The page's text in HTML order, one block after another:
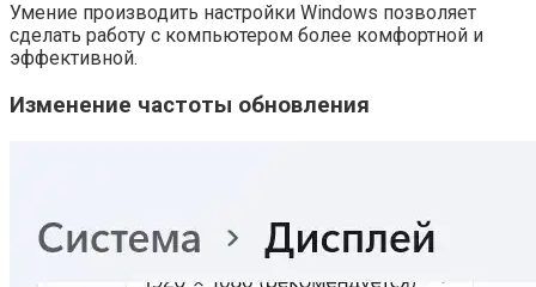
Умение производить настройки Windows позволяет
сделать работу с компьютером более комфортной и
эффективной.
Изменение частоты обновления